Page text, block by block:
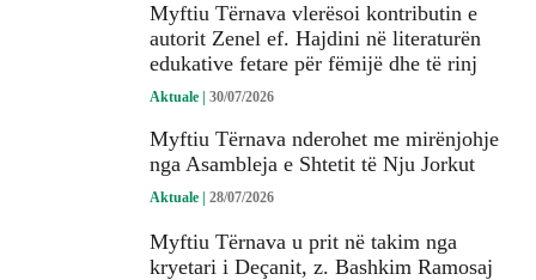
Aktuale 30/07/2026
Myftiu Tërnava vlerësoi kontributin e
autorit Zenel ef. Hajdini në literaturën
edukative fetare për fëmijë dhe të rinj
Aktuale 28/07/2026
Myftiu Tërnava nderohet me mirënjohje
nga Asambleja e Shtetit të Nju Jorkut
Myftiu Tërnava u prit në takim nga
kryetari i Deçanit, z. Bashkim Ramosaj